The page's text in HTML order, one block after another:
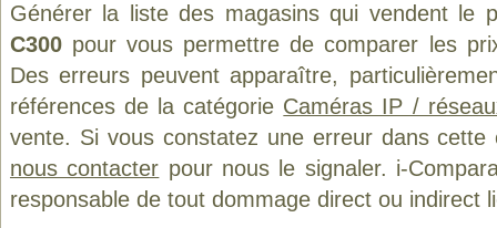
Générer la liste des magasins qui vendent le
C300 pour vous permettre de comparer les
Des erreurs peuvent apparaître,
références de la catégorie Caméras IP /
vente. Si vous constatez une erreur dans
nous contacter pour nous le signaler. i-
responsable de tout dommage direct ou indirect